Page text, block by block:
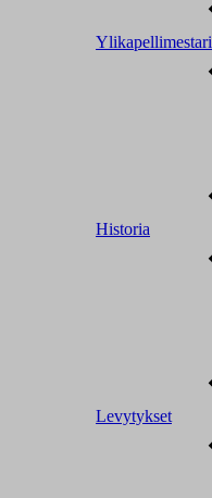
Ylikapellimestari
Historia
Levytykset